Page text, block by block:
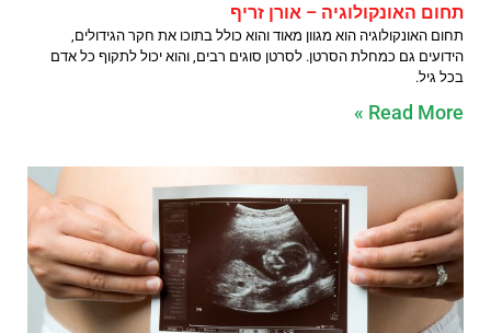
תחום האונקולוגיה – אורן זריף
תחום האונקולוגיה הוא מגוון מאוד והוא כולל בתוכו את חקר הגידולים,
הידועים גם כמחלת הסרטן. לסרטן סוגים רבים, והוא יכול לתקוף כל אדם
בכל גיל.
Read More »